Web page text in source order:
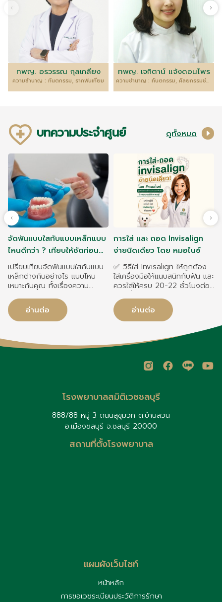
ทพญ. อรวรรณ กุลเกลี้ยง
ความชำนาญ : ทันตกรรม, รากฟันเทียม
ทพญ. เจกิตาน์ แจ้งดอนไพร
ความชำนาญ : ทันตกรรม, ศัลยกรรมช่องปากและแม็กซิลโลเฟเชียล
บทความประจำศูนย์ ดูทั้งหมด
จัดฟันแบบใสกับแบบเหล็กแบบ
ไหนดีกว่า ? เทียบให้ชัดก่อน
ตัดสินใจ
เปรียบเทียบจัดฟันแบบใสกับแบบ
เหล็กต่างกันอย่างไร แบบไหน
เหมาะกับคุณ ทั้งเรื่องความ
และการใช้ชีวิตประจำวัน
อ่านต่อ
การใส่ และ ถอด Invisalign
ง่ายนิดเดียว โดย หมอไนซ์
✅ วิธีใส่ Invisalign ให้ถูกต้อง
ใส่เครื่องมือให้แนบสนิทกับฟัน และ
ควรใส่ให้ครบ 20-22 ชั่วโมงต่อ
แผนที่วางไว้ ✅ วิธีถอด
Invisalign อย่างถูกวิธี ถอด
เครื่องมืออย่างนุ่มนวลจากฟัน
ด้านหลัง และถอดเฉพาะช่วงรับ
ประทานอาหารเท่านั้น ✅ สิ่งที่ควร
ดื่มน้ำเปล่าได้โดยไม่ต้องถอด
เครื่องมือ และควรใส่ต่อเนื่องทุก
อ่านต่อ
โรงพยาบาลสมิติเวชชลบุรี
888/88 หมู่ 3 ถนนสุขุมวิท ต.บ้านสวน
อ.เมืองชลบุรี จ.ชลบุรี 20000
สถานที่ตั้งโรงพยาบาล
แผนผังเว็บไซท์
หน้าหลัก
การขอเวชระเบียนประวัติการรักษา